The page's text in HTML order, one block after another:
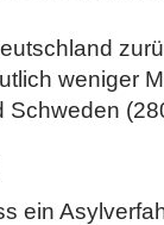
weniger
Schweden
ein